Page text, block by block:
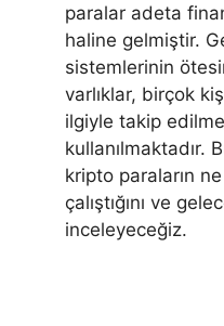
paralar adeta
haline gelmiştir.
sistemlerinin
varlıklar, birçok
ilgiyle takip
kullanılmaktadır.
kripto paraların
çalıştığını ve
inceleyeceğiz.